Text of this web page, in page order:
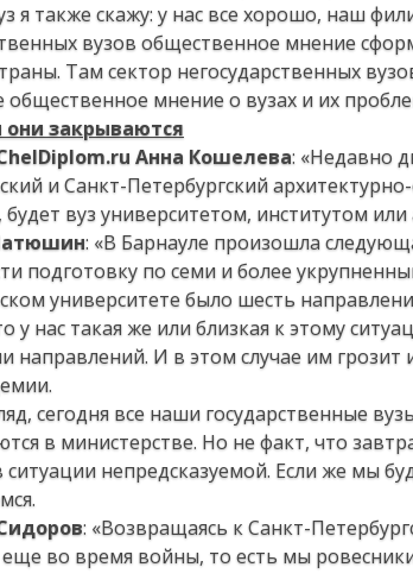
я также скажу: у нас все хорошо, наш
вузов общественное мнение
Там сектор негосударственных
общественное мнение о вузах и их
они закрываются
Анна Кошелева: «Недавно
и Санкт-Петербургский
будет вуз университетом, институтом
: «В Барнауле произошла
подготовку по семи и более
университете было шесть
у нас такая же или близкая к этому
направлений. И в этом случае им
сегодня все наши государственные
в министерстве. Но не факт, что
ситуации непредсказуемой. Если же мы
: «Возвращаясь к Санкт-
во время войны, то есть мы